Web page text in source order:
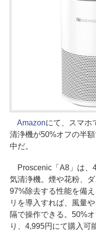
Amazonにて、スマホ
清浄機が50%オフの半
中だ。
Proscenic「A8」は、
気清浄機。煙や花粉、
97%除去する性能を備
リを導入すれば、風量
隔で操作できる。50%
り、4,995円にて購入可